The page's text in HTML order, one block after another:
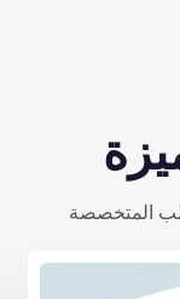
المتخصصة